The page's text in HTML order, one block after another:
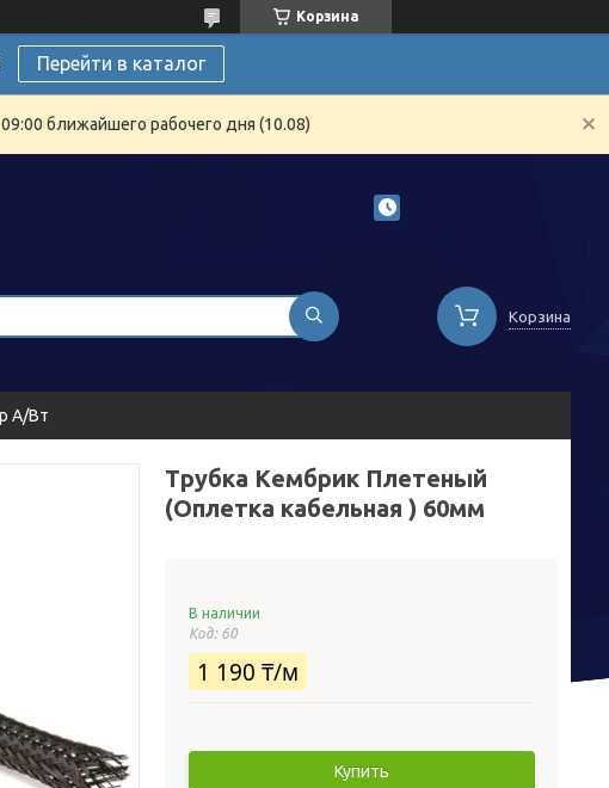
Корзина
Перейти в каталог
ближайшего рабочего дня (10.08)
Корзина
А/Вт
Трубка Кембрик Плетеный
(Оплетка кабельная ) 60мм
В наличии
Код: 60
1 190 ₸/м
Купить